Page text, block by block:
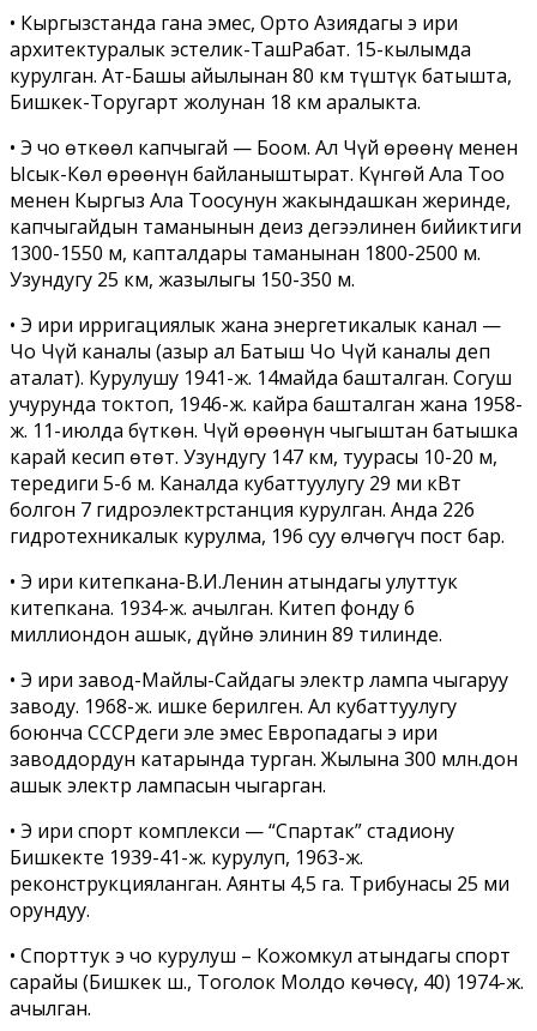
• Кыргызстанда гана эмес, Орто Азиядагы эң ири
архитектуралык эстелик-ТашРабат. 15-­кылымда
курулган. Ат-Башы айылынан 80 км түштүк­ батышта,
Бишкек-Торугарт жолунан 18 км аралыкта.
• Эң чоң өткөөл капчыгай — Боом. Ал Чүй өрөөнү менен
Ысык-Көл өрөөнүн байланыштырат. Күнгөй Ала ­Тоо
менен Кыргыз Ала­ Тоосунун жакындашкан жеринде,
капчыгайдын таманынын деңиз деңгээлинен бийиктиги
1300-1550 м, капталдары таманынан 1800-2500 м.
Узундугу 25 км, жазылыгы 150-350 м.
• Эң ири ирригациялык жана энергетикалык канал —
Чоң­ Чүй каналы (азыр ал Батыш Чоң ­Чүй каналы деп
аталат). Курулушу 1941-­ж. 14­майда башталган. Согуш
учурунда токтоп, 1946­-ж. кайра башталган жана 1958­-
ж. 11-­июлда бүткөн. Чүй өрөөнүн чыгыштан батышка
карай кесип өтөт. Узундугу 147 км, туурасы 10-20 м,
тереңдиги 5-6 м. Каналда кубаттуулугу 29 миң кВт
болгон 7 гидроэлектрстанция курулган. Анда 226
гидротехникалык курулма, 196 суу өлчөгүч пост бар.
• Эң ири китепкана-В.И.Ленин атындагы улуттук
китепкана. 1934­-ж. ачылган. Китеп фонду 6
миллиондон ашык, дүйнө элинин 89 тилинде.
• Эң ири завод-Майлы-Сайдагы электр лампа чыгаруу
заводу. 1968­-ж. ишке берилген. Ал кубаттуулугу
боюнча СССРдеги эле эмес Европадагы эң ири
заводдордун катарында турган. Жылына 300 млн.дон
ашык электр лампасын чыгарган.
• Эң ири спорт комплекси — “Спартак” стадиону
Бишкекте 1939-41­-ж. курулуп, 1963-­ж.
реконструкцияланган. Аянты 4,5 га. Трибунасы 25 миң
орундуу.
• Спорттук эң чоң курулуш – Кожомкул атындагы спорт
сарайы (Бишкек ш., Тоголок Молдо көчөсү, 40) 1974-ж.
ачылган.